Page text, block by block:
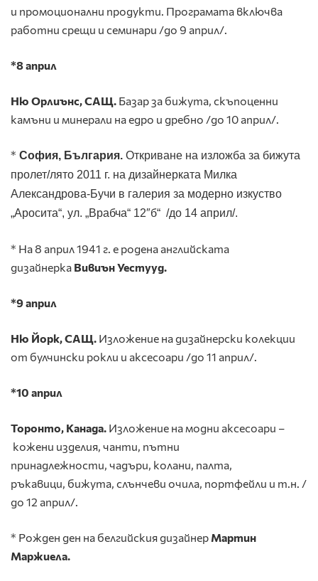
и промоционални продукти. Програмата включва
работни срещи и семинари /до 9 април/.
*8 април
Ню Орлиънс, САЩ. Базар за бижута, скъпоценни
камъни и минерали на едро и дребно /до 10 април/.
* София, България. Откриване на изложба за бижута
пролет/лято 2011 г. на дизайнерката Милка
Александрова-Бучи в галерия за модерно изкуство
„Аросита“, ул. „Врабча“ 12″б“ /до 14 април/.
* На 8 април 1941 г. е родена английската
дизайнерка Вивиън Уестууд.
*9 април
Ню Йорк, САЩ. Изложение на дизайнерски колекции
от булчински рокли и аксесоари /до 11 април/.
*10 април
Торонто, Канада. Изложение на модни аксесоари –
кожени изделия, чанти, пътни
принадлежности, чадъри, колани, палта,
ръкавици, бижута, слънчеви очила, портфейли и т.н. /
до 12 април/.
* Рожден ден на белгийския дизайнер Мартин
Маржиела.